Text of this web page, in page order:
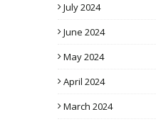
July 2024
June 2024
May 2024
April 2024
March 2024